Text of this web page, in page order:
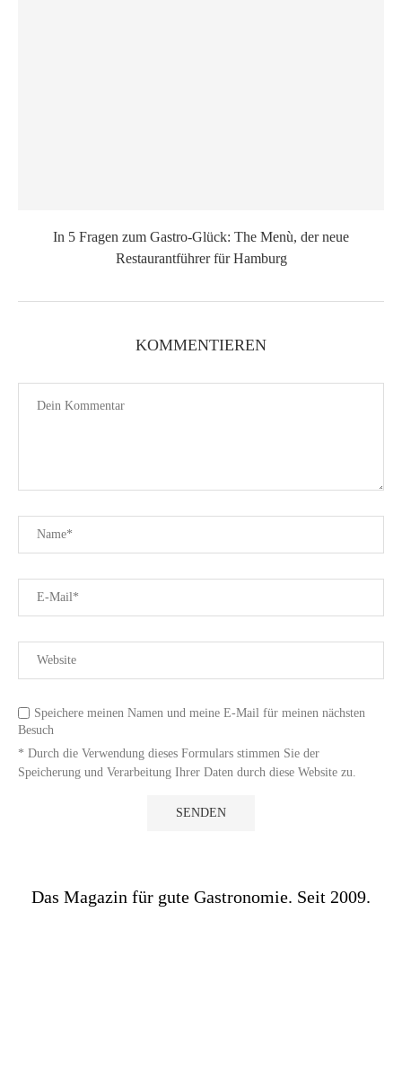
In 5 Fragen zum Gastro-Glück: The Menù, der neue
Restaurantführer für Hamburg
KOMMENTIEREN
Speichere meinen Namen und meine E-Mail für meinen nächsten
Besuch
* Durch die Verwendung dieses Formulars stimmen Sie der
Speicherung und Verarbeitung Ihrer Daten durch diese Website zu.
Das Magazin für gute Gastronomie. Seit 2009.